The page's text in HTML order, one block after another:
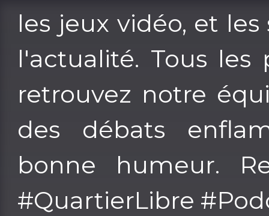
les jeux vidéo, et
l'actualité. Tous
retrouvez notre
des débats
bonne humeur.
#QuartierLibre